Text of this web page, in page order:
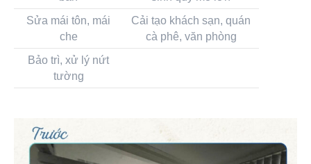
Sửa mái tôn, mái
che
Cải tạo khách sạn, quán
cà phê, văn phòng
Bảo trì, xử lý nứt
tường